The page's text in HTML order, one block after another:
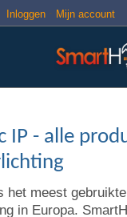
Inloggen Mijn account
IP - alle
het meest
in Europa.